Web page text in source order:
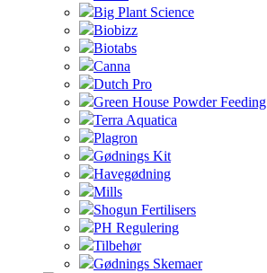
Big Plant Science
Biobizz
Biotabs
Canna
Dutch Pro
Green House Powder Feeding
Terra Aquatica
Plagron
Gødnings Kit
Havegødning
Mills
Shogun Fertilisers
PH Regulering
Tilbehør
Gødnings Skemaer